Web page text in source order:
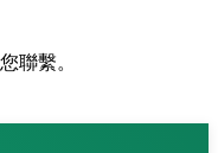
聯繫。